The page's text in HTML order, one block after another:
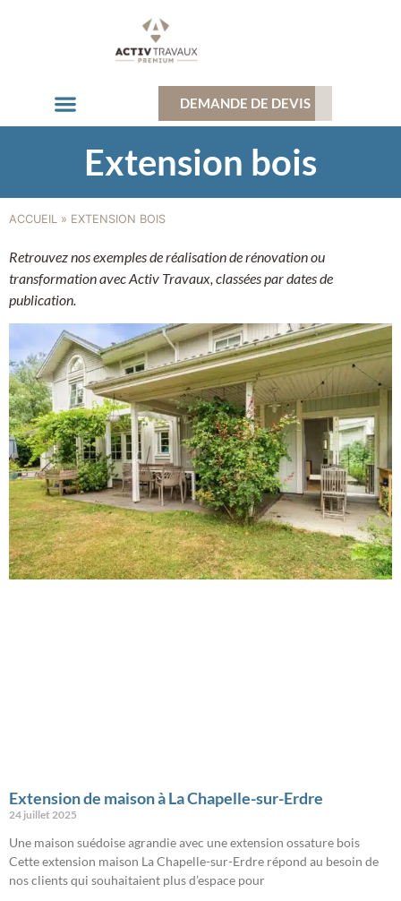
DEMANDE DE DEVIS
Extension bois
ACCUEIL » EXTENSION BOIS
Retrouvez nos exemples de réalisation de rénovation ou
transformation avec Activ Travaux, classées par dates de
publication.
Extension de maison à La Chapelle-sur-Erdre
24 juillet 2025
Une maison suédoise agrandie avec une extension ossature bois
Cette extension maison La Chapelle-sur-Erdre répond au besoin de
nos clients qui souhaitaient plus d’espace pour